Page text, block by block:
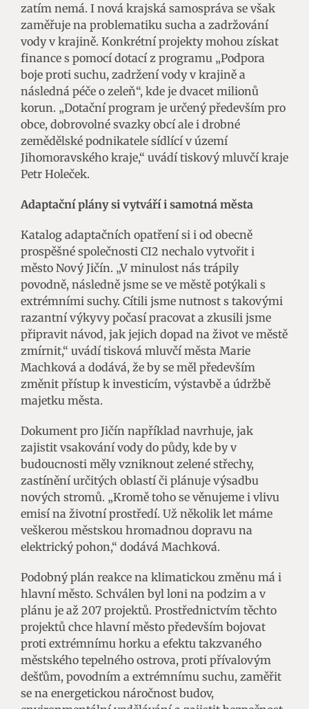
zatím nemá. I nová krajská samospráva se však
zaměřuje na problematiku sucha a zadržování
vody v krajině. Konkrétní projekty mohou získat
finance s pomocí dotací z programu „Podpora
boje proti suchu, zadržení vody v krajině a
následná péče o zeleň“, kde je dvacet milionů
korun. „Dotační program je určený především pro
obce, dobrovolné svazky obcí ale i drobné
zemědělské podnikatele sídlící v území
Jihomoravského kraje,“ uvádí tiskový mluvčí kraje
Petr Holeček.
Adaptační plány si vytváří i samotná města
Katalog adaptačních opatření si i od obecně
prospěšné společnosti CI2 nechalo vytvořit i
město Nový Jičín. „V minulost nás trápily
povodně, následně jsme se ve městě potýkali s
extrémními suchy. Cítili jsme nutnost s takovými
razantní výkyvy počasí pracovat a zkusili jsme
připravit návod, jak jejich dopad na život ve městě
zmírnit,“ uvádí tisková mluvčí města Marie
Machková a dodává, že by se měl především
změnit přístup k investicím, výstavbě a údržbě
majetku města.
Dokument pro Jičín například navrhuje, jak
zajistit vsakování vody do půdy, kde by v
budoucnosti měly vzniknout zelené střechy,
zastínění určitých oblastí či plánuje výsadbu
nových stromů. „Kromě toho se věnujeme i vlivu
emisí na životní prostředí. Už několik let máme
veškerou městskou hromadnou dopravu na
elektrický pohon,“ dodává Machková.
Podobný plán reakce na klimatickou změnu má i
hlavní město. Schválen byl loni na podzim a v
plánu je až 207 projektů. Prostřednictvím těchto
projektů chce hlavní město především bojovat
proti extrémnímu horku a efektu takzvaného
městského tepelného ostrova, proti přívalovým
dešťům, povodním a extrémnímu suchu, zaměřit
se na energetickou náročnost budov,